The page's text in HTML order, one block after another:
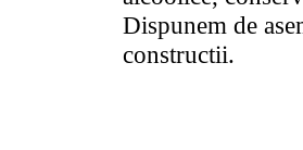
Dispunem de
constructii.